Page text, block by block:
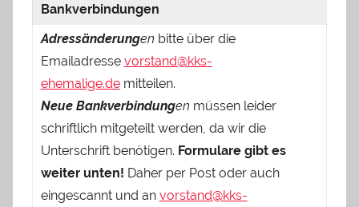
Bankverbindungen
Adressänderungen bitte über die
Emailadresse vorstand@kks-
ehemalige.demitteilen.
Neue Bankverbindungen müssen leider
schriftlich mitgeteilt werden, da wir die
Unterschrift benötigen. Formulare gibt es
weiter unten! Daher per Post oder auch
eingescannt und an vorstand@kks-